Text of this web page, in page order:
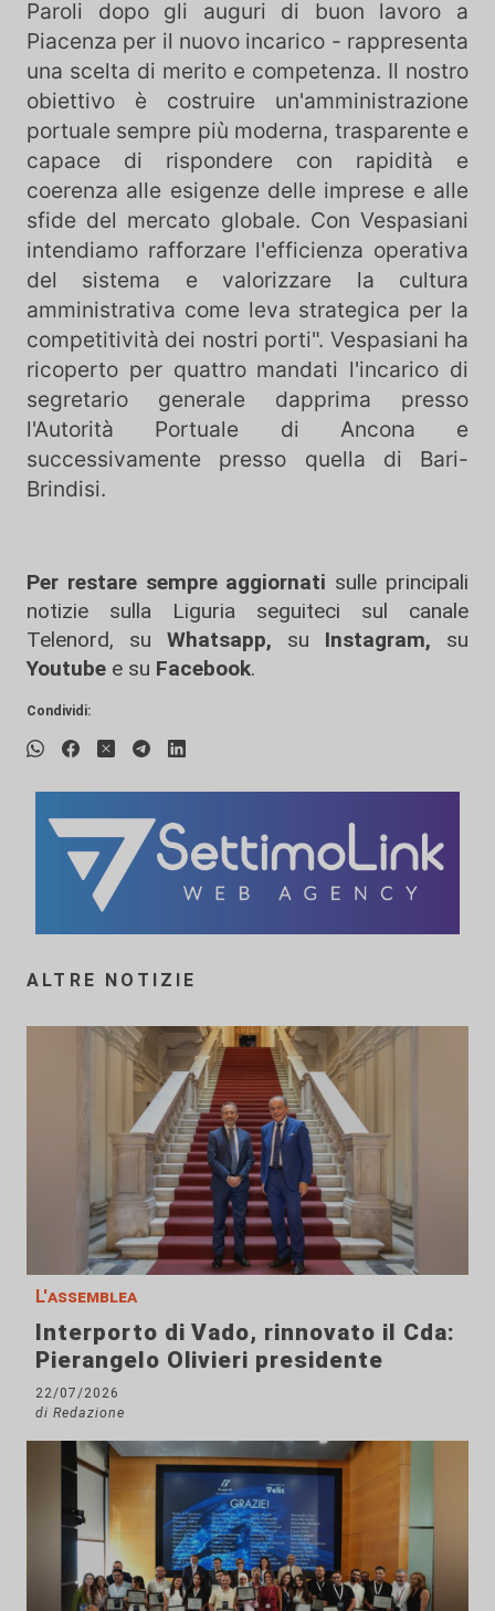
Paroli dopo gli auguri di buon lavoro a
Piacenza per il nuovo incarico - rappresenta
una scelta di merito e competenza. Il nostro
obiettivo è costruire un'amministrazione
portuale sempre più moderna, trasparente e
capace di rispondere con rapidità e
coerenza alle esigenze delle imprese e alle
sfide del mercato globale. Con Vespasiani
intendiamo rafforzare l'efficienza operativa
del sistema e valorizzare la cultura
amministrativa come leva strategica per la
competitività dei nostri porti". Vespasiani ha
ricoperto per quattro mandati l'incarico di
segretario generale dapprima presso
l'Autorità Portuale di Ancona e
successivamente presso quella di Bari-
Brindisi.
Per restare sempre aggiornati sulle principali
notizie sulla Liguria seguiteci sul canale
Telenord, su
Whatsapp, su Instagram, su
Youtube e su Facebook.
Condividi:
ALTRE NOTIZIE
L'assemblea
Interporto di Vado, rinnovato il Cda:
Pierangelo Olivieri presidente
22/07/2026
di Redazione